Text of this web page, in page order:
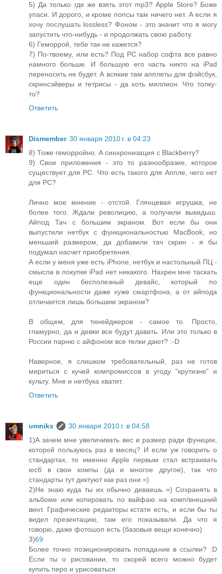
5) Да только где же взять этот mp3? Apple Store? Боже
упаси. И дорого, и кроме попсы там ничего нет. А если я
хочу послушать lossless? Фоном - это значит что я могу
запустить что-нибудь - и продолжать свою работу.
6) Геморрой, тебе так не кажется?
7) По-твоему, или есть? Под PC набор софта все равно
намного больше. И большую его часть никто на iPad
переносить не будет. А всякие там апплеты для фэйсбук,
скринсэйверы и тетрисы - да хоть миллион. Что толку-
то?
Ответить
Dismember 30 января 2010 г. в 04:23
8) Тоже геморройно. А синхронизация с Blackberry?
9) Свои приложения - это то разнообразие, которое
существует для PC. Что есть такого для Аппле, чего нет
для PC?
Лично мое мнение - отстой. Глянцевая игрушка, не
более того. Ждали револицию, а получили выкидыш.
Айпод Тач с большим экраном. Вот если бы они
выпустили нетбук с функциональностью MacBook, но
меньший размером, да добавили тач скрин - я бы
подумал насчет приобретения.
А если у меня уже есть iPhone, нетбук и настольный ПЦ -
смысла в покупке iPad нет никакого. Нахрен мне таскать
еще один бесполезный девайс, который по
функциональности даже хуже смартфона, а от айпода
отличается лишь большим экраном?
В общем, для тинейджеров - самое то. Просто,
гламурно, да и девки все будут давать. Или это только в
России парню с айфоном все телки дают? :-D
Наверное, я слишком требовательный, раз не готов
мириться с кучей компромиссов в угоду "крутизне" и
культу. Мне и нетбука хватит.
Ответить
umniks
30 января 2010 г. в 04:58
1)А зачем мне увеличивать вес и размер ради функции,
которой пользуюсь раз в месяц? И если уж говорить о
стандартах, то именно Apple первым стал встраивать
юсб в свои компы (да и многое другое), так что
стандарты тут диктуют как раз они =)
2)Не знаю куда ты их обычно деваешь =) Сохранять в
альбоме или копировать по вайфаю на комп/внешний
винт. Графические редакторы кстати есть, и если бы ты
видел презентацию, там его показывали. Да что я
говорю, даже фотошоп есть (базовые вещи конечно)
3)69
Более точно позиционировать попадание в ссылки? :D
Если ты о рисовании, то скорей всего можно будет
купить перо и урисоваться.